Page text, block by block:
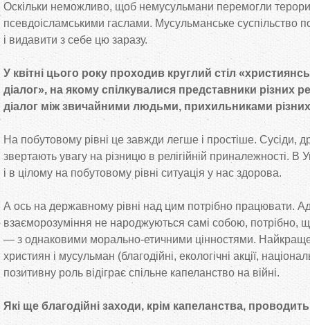
Оскільки неможливо, щоб немусульмани перемогли
псевдоісламськими гаслами. Мусульманське суспільство
і видавити з себе цю заразу.
У квітні цього року проходив круглий стіл
діалог», на якому спілкувалися представники різних
діалог між звичайними людьми, прихильниками різних
На побутовому рівні це завжди легше і простіше. Сусіди,
звертають увагу на різницю в релігійній приналежності. В
і в цілому на побутовому рівні ситуація у нас здорова.
А ось на державному рівні над цим потрібно працювати.
взаєморозуміння не народжуються самі собою,
— з однаковими морально-етичними цінностями. Найкраще
християн і мусульман (благодійні, екологічні акції,
позитивну роль відіграє спільне капеланство на війні.
Які ще благодійні заходи, крім капеланства,